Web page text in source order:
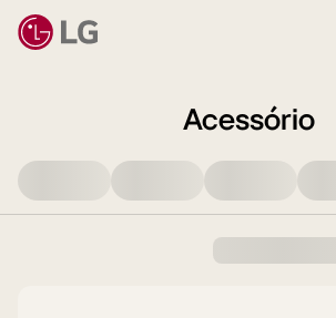
Acessório